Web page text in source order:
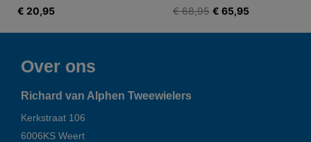
€ 20,95 € 68,95 € 65,95
Over ons
Richard van Alphen Tweewielers
Kerkstraat 106
6006KS Weert